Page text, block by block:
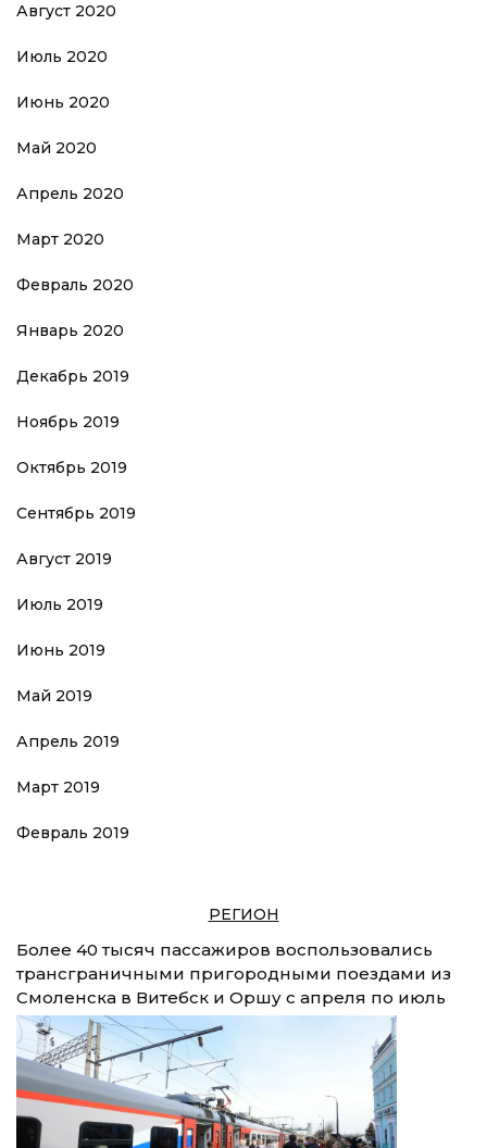
Август 2020
Июль 2020
Июнь 2020
Май 2020
Апрель 2020
Март 2020
Февраль 2020
Январь 2020
Декабрь 2019
Ноябрь 2019
Октябрь 2019
Сентябрь 2019
Август 2019
Июль 2019
Июнь 2019
Май 2019
Апрель 2019
Март 2019
Февраль 2019
РЕГИОН
Более 40 тысяч пассажиров воспользовались
трансграничными пригородными поездами из
Смоленска в Витебск и Оршу с апреля по июль